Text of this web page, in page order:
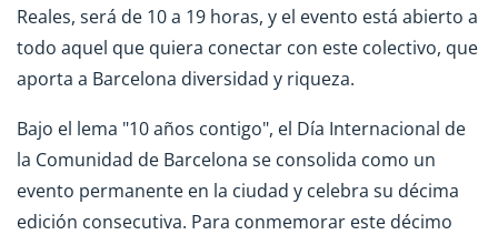
Reales, será de 10 a 19 horas, y el evento está abierto a
todo aquel que quiera conectar con este colectivo, que
aporta a Barcelona diversidad y riqueza.
Bajo el lema "10 años contigo", el Día Internacional de
la Comunidad de Barcelona se consolida como un
evento permanente en la ciudad y celebra su décima
edición consecutiva. Para conmemorar este décimo